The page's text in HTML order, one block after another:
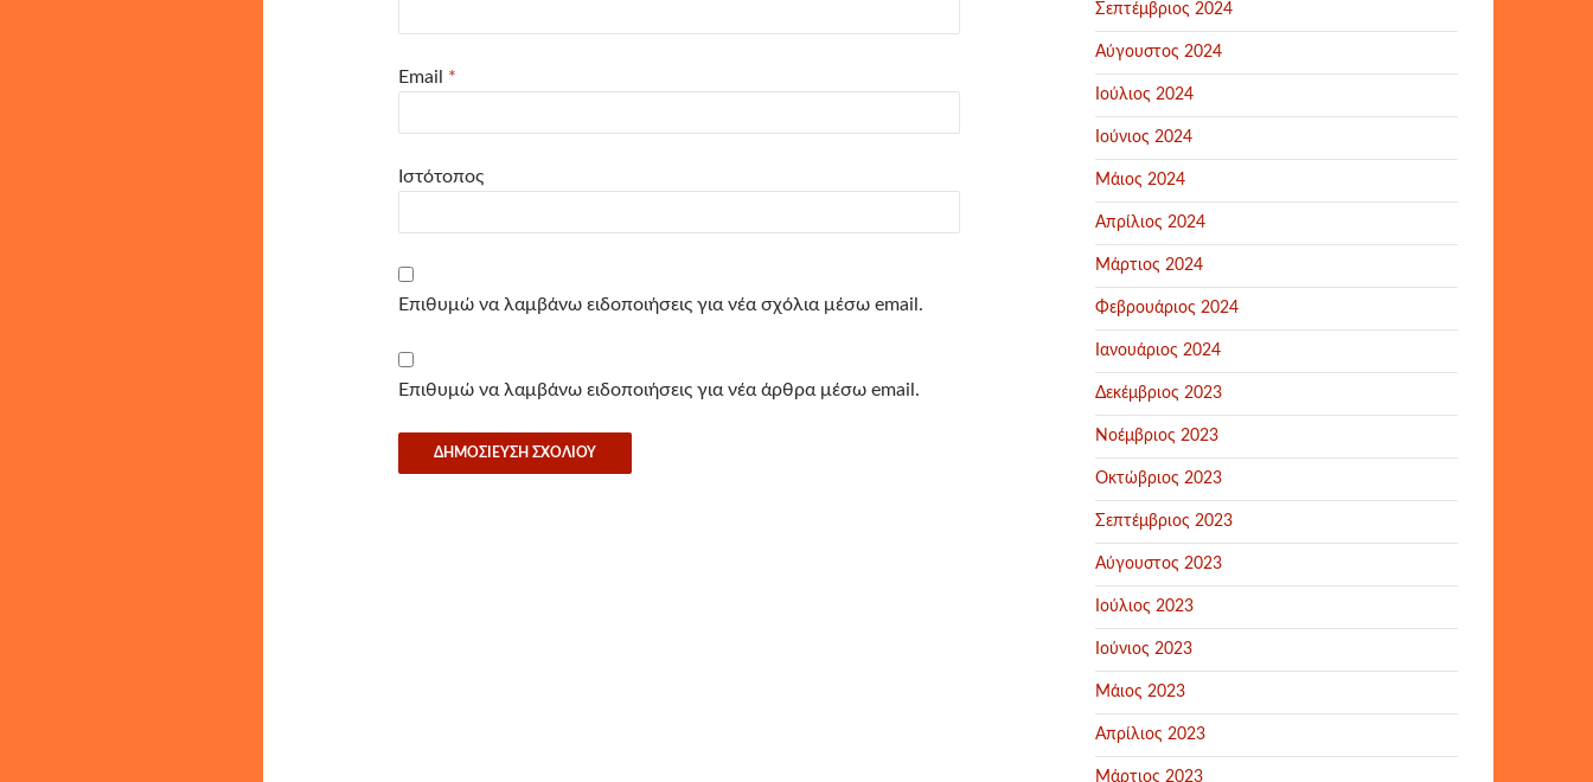
Email *
Ιστότοπος
Επιθυμώ να λαμβάνω ειδοποιήσεις για νέα σχόλια μέσω email.
Επιθυμώ να λαμβάνω ειδοποιήσεις για νέα άρθρα μέσω email.
Σεπτέμβριος 2024
Αύγουστος 2024
Ιούλιος 2024
Ιούνιος 2024
Μάιος 2024
Απρίλιος 2024
Μάρτιος 2024
Φεβρουάριος 2024
Ιανουάριος 2024
Δεκέμβριος 2023
Νοέμβριος 2023
Οκτώβριος 2023
Σεπτέμβριος 2023
Αύγουστος 2023
Ιούλιος 2023
Ιούνιος 2023
Μάιος 2023
Απρίλιος 2023
Μάρτιος 2023